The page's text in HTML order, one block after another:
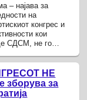
– најава за
на
конгрес и
кои
СДСМ, не го
НЕ
за